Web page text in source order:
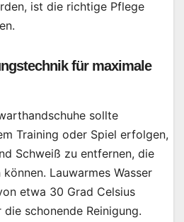
ist die richtige Pflege
für maximale
sollte
Training oder Spiel erfolgen,
Schweiß zu entfernen, die
Lauwarmes Wasser
etwa 30 Grad Celsius
schonende Reinigung.